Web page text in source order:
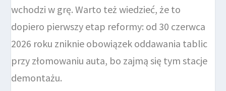
wchodzi w grę. Warto też wiedzieć, że to
dopiero pierwszy etap reformy: od 30 czerwca
2026 roku zniknie obowiązek oddawania tablic
przy złomowaniu auta, bo zajmą się tym stacje
demontażu.